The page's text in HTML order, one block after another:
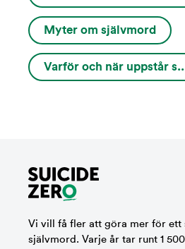
Myter om självmord
Varför och när uppstår
Vi vill få fler att göra mer för ett
självmord. Varje år tar runt 1